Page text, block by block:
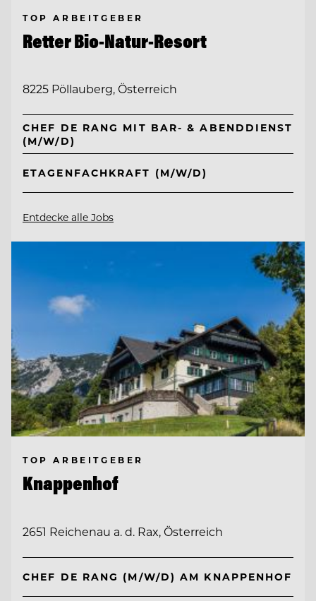
TOP ARBEITGEBER
Retter Bio-Natur-Resort
8225 Pöllauberg, Österreich
CHEF DE RANG MIT BAR- & ABENDDIENST
(M/W/D)
ETAGENFACHKRAFT (M/W/D)
Entdecke alle Jobs
TOP ARBEITGEBER
Knappenhof
2651 Reichenau a. d. Rax, Österreich
CHEF DE RANG (M/W/D) AM KNAPPENHOF